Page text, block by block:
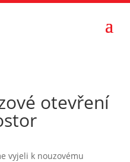
otevření
vyjeli k nouzovému